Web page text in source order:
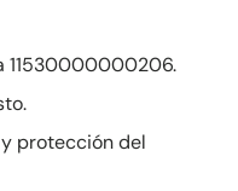
11530000000206.
protección del